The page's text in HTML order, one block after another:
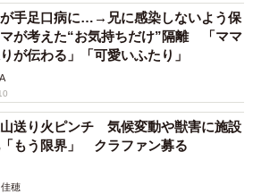
手足口病に…→兄に感染しないよう保
が考えた“お気持ちだけ”隔離 「ママ
が伝わる」「可愛いふたり」
送り火ピンチ 気候変動や獣害に施設
もう限界」 クラファン募る
穂